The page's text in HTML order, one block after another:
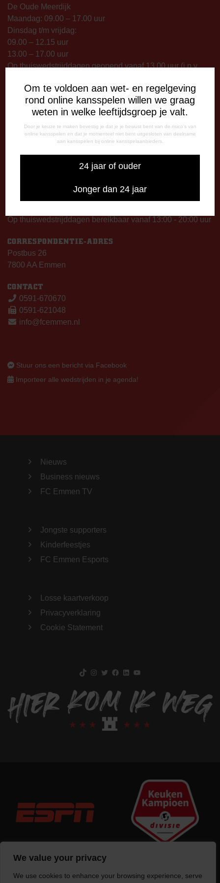
We value your privacy
We use cookies to enhance your browsing experience, serve
Om te voldoen aan wet- en regelgeving
rond online kansspelen willen we graag
weten in welke leeftijdsgroep je valt.
Door je keuze te maken bevestig je dat je je bewust bent van de risico's van
online kansspelen en dat je momenteel niet bent uitgesloten van deelname
aan kansspelen bij online kansspelaanbieders.
24 jaar of ouder
Jonger dan 24 jaar
De Oude Meerdijk
Maandag: 09.00 – 17.00 uur
Dinsdag t/m vrijdag:
09.00 – 12.15 uur
13.00 – 17.00 uur
Op thuiswedstrijddagen geopend vanaf 13.00 uur (i.p.v.
TELEFONISCHE BEREIKBAARHEID
Telefonisch bereikbaar op:
Dinsdag
09:00 - 12:15 uur
Op thuiswedstrijddagen bereikbaar vanaf 13:00 - 20:00 uur
CORRESPONDENTIE-ADRES
Postbus 26
7800 AA Emmen
CONTACT
0591-670670
0591-621048
info@fcemmen.nl
Stuur ons een bericht via Facebook
Importeer alle wedstrijden in je agenda!
Nieuws
Business nieuws
FC Emmen TV
Jongste supporters
Kinderfeestjes
FC Emmen Esports
Losse kaartverkoop
Privacyverklaring
Cookie Statement